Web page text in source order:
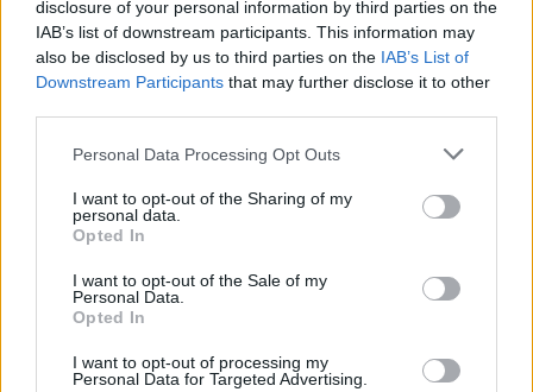
disclosure of your personal information by third parties on the
IAB’s list of downstream participants. This information may
also be disclosed by us to third parties on the IAB’s List of
Downstream Participants that may further disclose it to other
Please note that this website/app uses one or more Google
not limited to your visit or usage behaviour. You may click to
grant or deny consent to Google and its third-party tags to
use your data for below specified purposes in below Google
consent section.
Personal Data Processing Opt Outs
I want to opt-out of the Sharing of my
personal data.
Opted In
I want to opt-out of the Sale of my
Personal Data.
Opted In
I want to opt-out of processing my
Personal Data for Targeted Advertising.
αντίθεση με τη Σίτι που σύμφωνα με τον
Τζιανλούκα Ντι Μάρτζιο τού είχαν κάνει πρόταση
για 1+1 χρόνια.